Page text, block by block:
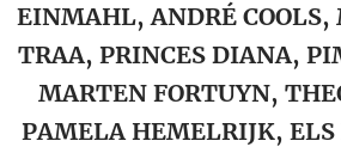
EINMAHL, ANDRÉ COOLS,
TRAA, PRINCES DIANA,
MARTEN FORTUYN,
PAMELA HEMELRIJK, ELS